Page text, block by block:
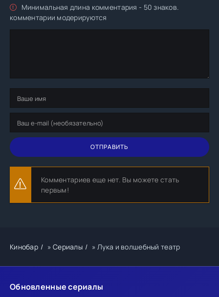
Обновленные сериалы
Минимальная длина комментария - 50 знаков.
комментарии модерируются
ОТПРАВИТЬ
Комментариев еще нет. Вы можете стать
первым!
Кинобар »Сериалы » Лука и волшебный театр